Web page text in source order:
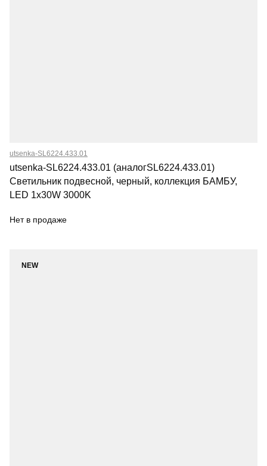
utsenka-SL6224.433.01
utsenka-SL6224.433.01 (аналогSL6224.433.01)
Светильник подвесной, черный, коллекция БАМБУ,
LED 1x30W 3000K
Нет в продаже
NEW